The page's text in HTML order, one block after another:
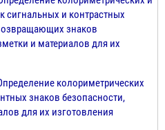
сигнальных и контрастных
знаков
и материалов для их
колориметрических
знаков безопасности,
для их изготовления